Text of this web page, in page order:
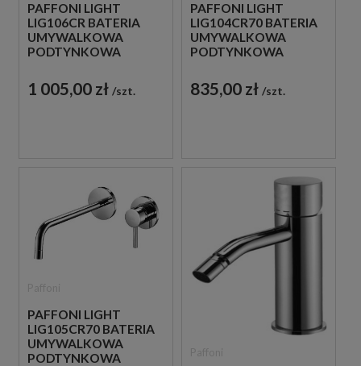
PAFFONI LIGHT
LIG106CR BATERIA
UMYWALKOWA
PODTYNKOWA
CHROM
1 005,00 zł szt.
PAFFONI LIGHT
LIG104CR70 BATERIA
UMYWALKOWA
PODTYNKOWA
CHROM
835,00 zł szt.
PAFFONI LIGHT
LIG105CR70 BATERIA
UMYWALKOWA
PODTYNKOWA